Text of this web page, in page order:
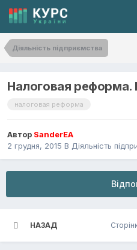
Діяльність підприємства
Налоговая
налоговая реформа
Автор SanderEA
2 грудня, 2015 В Діяльність
НАЗАД